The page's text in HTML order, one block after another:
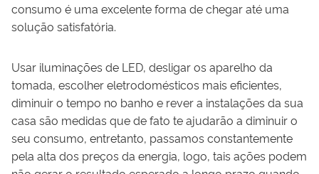
consumo é uma excelente forma de chegar até uma
solução satisfatória.
Usar iluminações de LED, desligar os aparelho da
tomada, escolher eletrodomésticos mais eficientes,
diminuir o tempo no banho e rever a instalações da sua
casa são medidas que de fato te ajudarão a diminuir o
seu consumo, entretanto, passamos constantemente
pela alta dos preços da energia, logo, tais ações podem